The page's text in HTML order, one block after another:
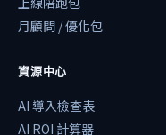
月顧問 / 優化包
資源中心
AI 導入檢查表
AI ROI 計算器